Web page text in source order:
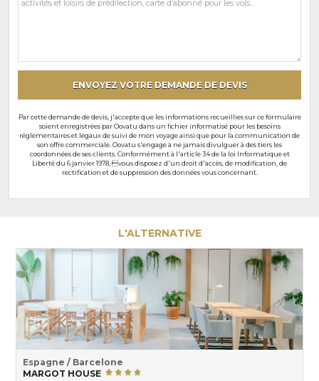
commentaires
ENVOYEZ VOTRE DEMANDE DE DEVIS
Par cette demande de devis, j'accepte que les informations recueillies sur ce formulaire
soient enregistrées par Oovatu dans un fichier informatisé pour les besoins
réglementaires et légaux de suivi de mon voyage ainsi que pour la communication de
son offre commerciale. Oovatu s'engage à ne jamais divulguer à des tiers les
coordonnées de ses clients. Conformément à l'article 34 de la loi Informatique et
Liberté du 6 janvier 1978, vous disposez d'un droit d'accès, de modification, de
rectification et de suppression des données vous concernant.
L'ALTERNATIVE
Espagne / Barcelone
MARGOT HOUSE